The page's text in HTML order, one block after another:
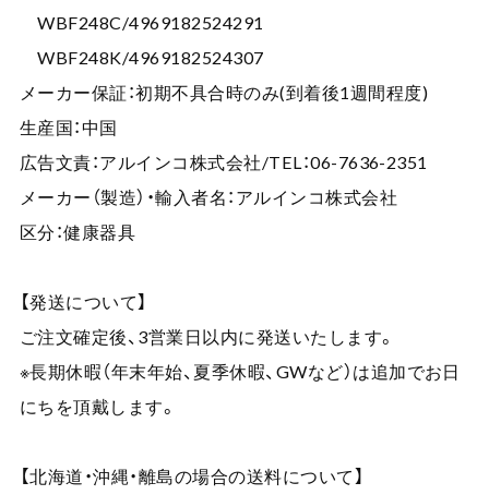
WBF248C/4969182524291
WBF248K/4969182524307
メーカー保証：初期不具合時のみ(到着後1週間程度)
生産国：中国
広告文責：アルインコ株式会社/TEL：06-7636-2351
メーカー（製造）・輸入者名：アルインコ株式会社
区分：健康器具
【発送について】
ご注文確定後、3営業日以内に発送いたします。
※長期休暇（年末年始、夏季休暇、GWなど）は追加でお日
にちを頂戴します。
【北海道・沖縄・離島の場合の送料について】